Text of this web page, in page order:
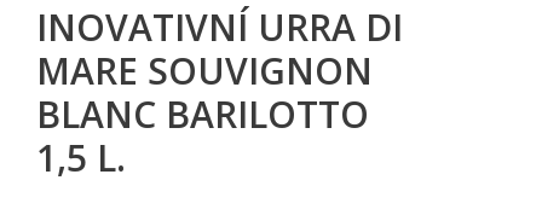
INOVATIVNÍ URRA DI
MARE SOUVIGNON
BLANC BARILOTTO
1,5 L.